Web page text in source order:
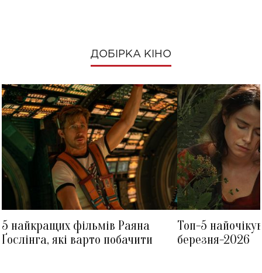
ДОБІРКА КІНО
5 найкращих фільмів Раяна
Ґослінга, які варто побачити
Топ-5
березня-2026